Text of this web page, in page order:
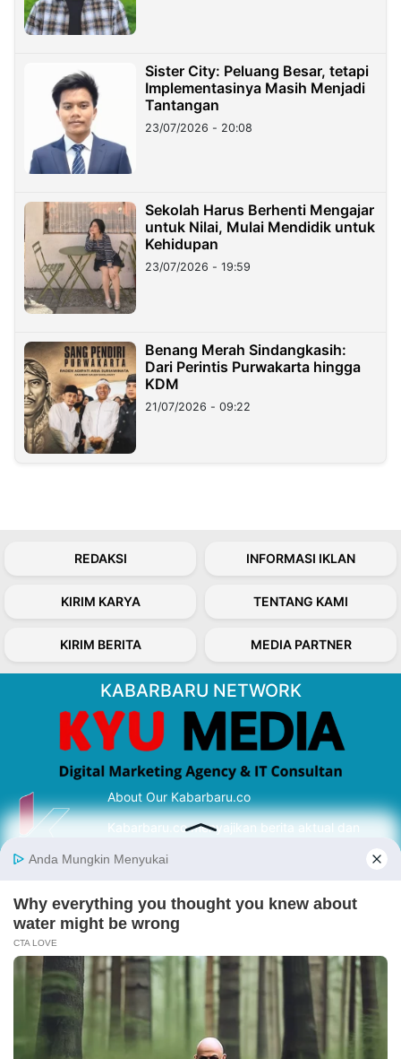
Sister City: Peluang Besar, tetapi
Implementasinya Masih Menjadi
Tantangan
23/07/2026 - 20:08
Sekolah Harus Berhenti Mengajar
untuk Nilai, Mulai Mendidik untuk
Kehidupan
23/07/2026 - 19:59
Benang Merah Sindangkasih:
Dari Perintis Purwakarta hingga
KDM
21/07/2026 - 09:22
REDAKSI INFORMASI IKLAN
KIRIM KARYA TENTANG KAMI
KIRIM BERITA MEDIA PARTNER
KABARBARU NETWORK
About Our Kabarbaru.co
Kabarbaru.co menyajikan berita aktual dan
serta terverifikasi dari sumber yang tepat.
Follow Kabarbaru
Kabarbaru.co